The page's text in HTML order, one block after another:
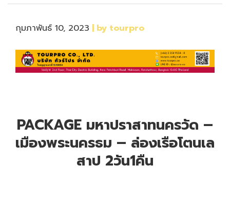
กุมภาพันธ์ 10, 2023 | by tourpro
PACKAGE มหาปราสาทนครวัด –
เมืองพระนครธม – ล่องเรือโตนเล
สาป 2วัน1คืน